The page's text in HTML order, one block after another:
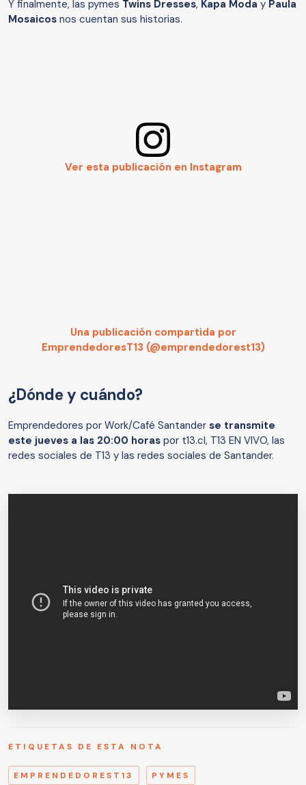
Y finalmente, las pymes Twins Dresses, Kapa Moda y Paula
Mosaicos nos cuentan sus historias.
Ver esta publicación en Instagram
Una publicación compartida por
EmprendedoresT13 (@emprendedorest13)
¿Dónde y cuándo?
Emprendedores por Work/Café Santander se transmite
este jueves a las 20:00 horas por t13.cl, T13 EN VIVO, las
redes sociales de T13 y las redes sociales de Santander.
ETIQUETAS DE ESTA NOTA
EMPRENDEDOREST13 PYMES